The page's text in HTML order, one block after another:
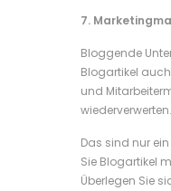
7.
Bloggende
Blogartikel
und
wiederverwerten.
Das sind nur
Sie Blogartikel
Überlegen Sie